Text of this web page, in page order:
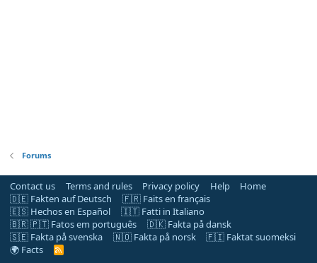
Forums
Contact us Terms and rules Privacy policy Help
Home
🇩🇪 Fakten auf Deutsch
🇫🇷 Faits en français
🇪🇸 Hechos en Español
🇮🇹 Fatti in Italiano
🇧🇷 🇵🇹 Fatos em português
🇩🇰 Fakta på dansk
🇸🇪 Fakta på svenska
🇳🇴 Fakta på norsk
🇫🇮 Faktat suomeksi
🌍 Facts
R